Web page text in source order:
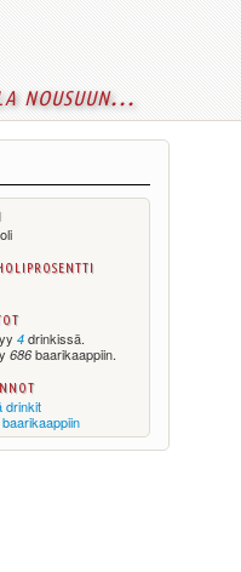
nousuun...
4 drinkissä.
686 baarikaappiin.
drinkit